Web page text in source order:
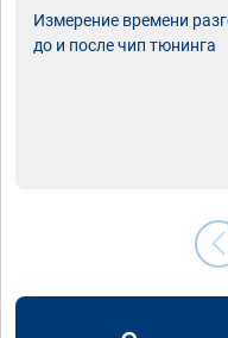
Измерение времени
до и после чип тюнинга